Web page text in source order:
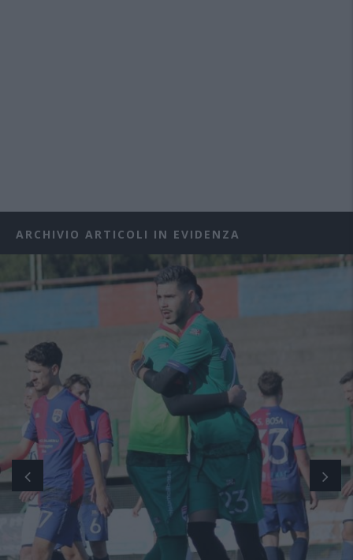
ARCHIVIO ARTICOLI IN EVIDENZA